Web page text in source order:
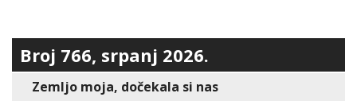
Broj 766, srpanj 2026.
Zemljo moja, dočekala si nas